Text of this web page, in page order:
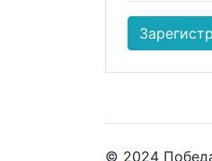
© 2024